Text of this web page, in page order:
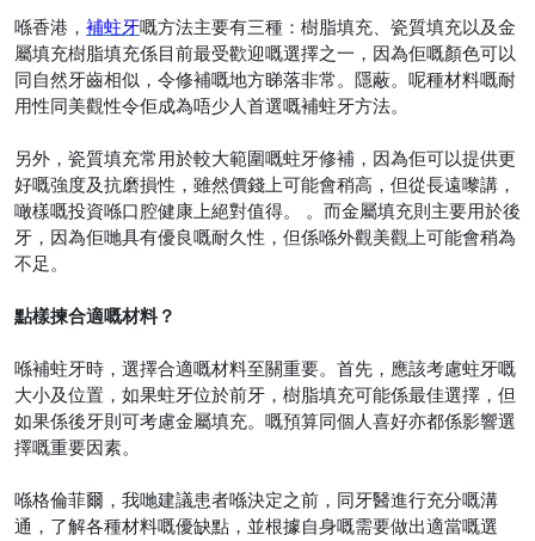
喺香港， 補蛀牙嘅方法主要有三種：樹脂填充、瓷質填充以及金
屬填充樹脂填充係目前最受歡迎嘅選擇之一，因為佢嘅顏色可以
同自然牙齒相似，令修補嘅地方睇落非常。隱蔽。呢種材料嘅耐
用性同美觀性令佢成為唔少人首選嘅補蛀牙方法。
另外，瓷質填充常用於較大範圍嘅蛀牙修補，因為佢可以提供更
好嘅強度及抗磨損性，雖然價錢上可能會稍高，但從長遠嚟講，
噉樣嘅投資喺口腔健康上絕對值得。
。而金屬填充則主要用於後
牙，因為佢哋具有優良嘅耐久性，但係喺外觀美觀上可能會稍為
不足。
點樣揀合適嘅材料？
喺補蛀牙時，選擇合適嘅材料至關重要。首先，應該考慮蛀牙嘅
大小及位置，如果蛀牙位於前牙，樹脂填充可能係最佳選擇，但
如果係後牙則可考慮金屬填充。嘅預算同個人喜好亦都係影響選
擇嘅重要因素。
喺格倫菲爾，我哋建議患者喺決定之前，同牙醫進行充分嘅溝
通，了解各種材料嘅優缺點，並根據自身嘅需要做出適當嘅選